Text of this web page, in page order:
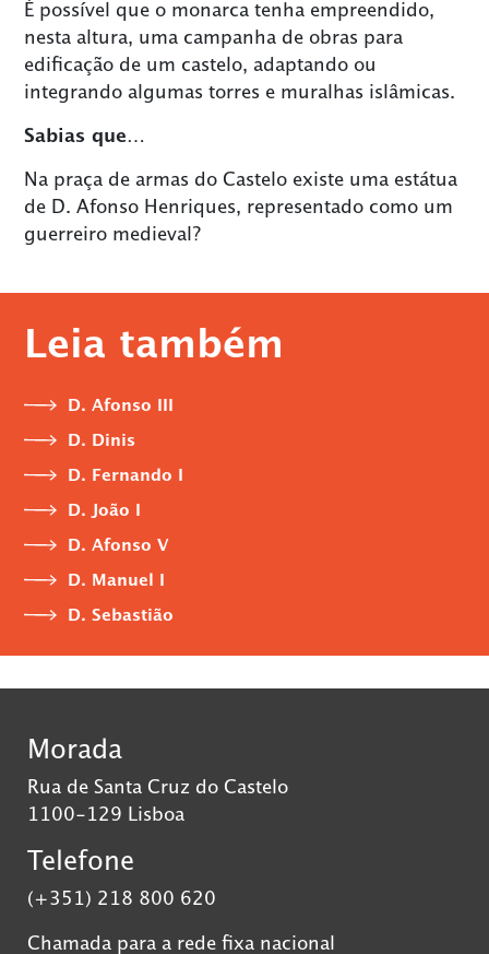
É possível que o monarca tenha empreendido,
nesta altura, uma campanha de obras para
edificação de um castelo, adaptando ou
integrando algumas torres e muralhas islâmicas.
Sabias que…
Na praça de armas do Castelo existe uma estátua
de D. Afonso Henriques, representado como um
guerreiro medieval?
Leia também
D. Afonso III
D. Dinis
D. Fernando I
D. João I
D. Afonso V
D. Manuel I
D. Sebastião
Morada
Rua de Santa Cruz do Castelo
1100-129 Lisboa
Telefone
(+351) 218 800 620
Chamada para a rede fixa nacional